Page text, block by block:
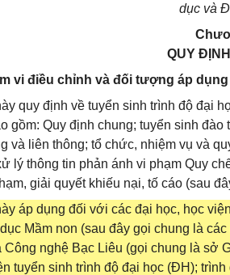
dục và
QUY
vi điều chỉnh và đối tượng áp dụng
quy định về tuyển sinh trình độ đại
gồm: Quy định chung; tuyển sinh
và liên thông; tổ chức, nhiệm vụ và
lý thông tin phản ánh vi phạm Quy
giải quyết khiếu nại, tố cáo (sau
áp dụng đối với các đại học, học
Mầm non (sau đây gọi chung là
Công nghệ Bạc Liêu (gọi chung là sở
tuyển sinh trình độ đại học (ĐH);